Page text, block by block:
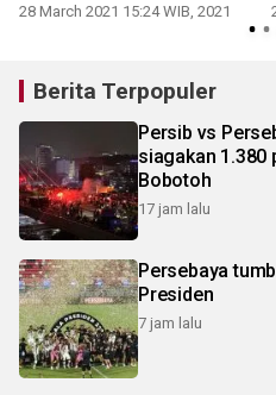
28 March 2021 15:24 WIB, 2021
Berita Terpopuler
Persib vs
siagakan 1.380
Bobotoh
17 jam lalu
Persebaya
Presiden
7 jam lalu